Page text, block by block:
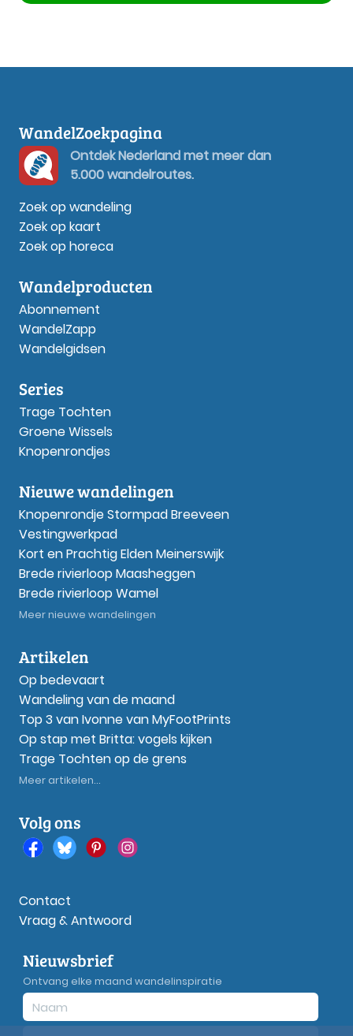
WandelZoekpagina
Ontdek Nederland met meer dan
5.000 wandelroutes.
Zoek op wandeling
Zoek op kaart
Zoek op horeca
Wandelproducten
Abonnement
WandelZapp
Wandelgidsen
Series
Trage Tochten
Groene Wissels
Knopenrondjes
Nieuwe wandelingen
Knopenrondje Stormpad Breeveen
Vestingwerkpad
Kort en Prachtig Elden Meinerswijk
Brede rivierloop Maasheggen
Brede rivierloop Wamel
Meer nieuwe wandelingen
Artikelen
Op bedevaart
Wandeling van de maand
Top 3 van Ivonne van MyFootPrints
Op stap met Britta: vogels kijken
Trage Tochten op de grens
Meer artikelen...
Volg ons
Contact
Vraag & Antwoord
Nieuwsbrief
Ontvang elke maand wandelinspiratie